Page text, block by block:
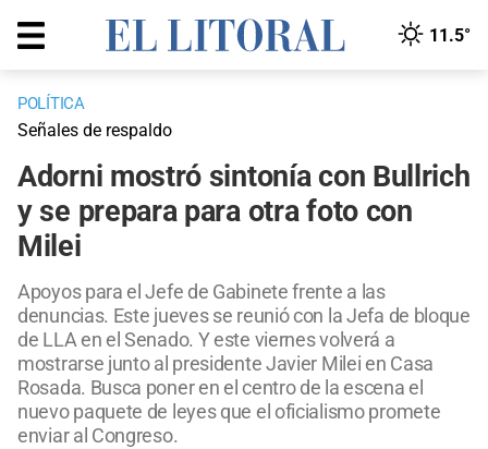
11.5°
POLÍTICA
Señales de respaldo
Adorni mostró sintonía con Bullrich
y se prepara para otra foto con
Milei
Apoyos para el Jefe de Gabinete frente a las
denuncias. Este jueves se reunió con la Jefa de bloque
de LLA en el Senado. Y este viernes volverá a
mostrarse junto al presidente Javier Milei en Casa
Rosada. Busca poner en el centro de la escena el
nuevo paquete de leyes que el oficialismo promete
enviar al Congreso.